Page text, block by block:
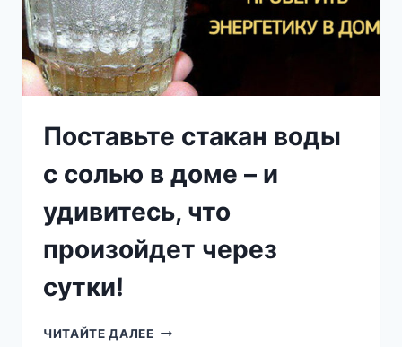
Поставьте стакан воды
с солью в доме – и
удивитесь, что
произойдет через
сутки!
ЧИТАЙТЕ ДАЛЕЕПОСТАВЬТЕ